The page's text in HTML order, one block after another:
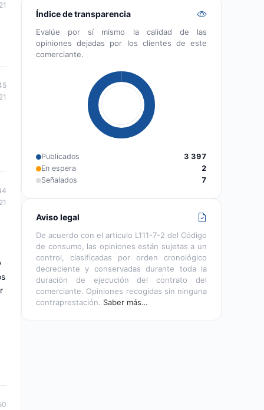
Índice de transparencia
Evalúe por sí mismo la calidad de las
opiniones dejadas por los clientes de este
comerciante.
Publicados
3 397
En espera
2
Señalados
7
Aviso legal
De acuerdo con el artículo L111-7-2 del Código
de consumo, las opiniones están sujetas a un
control, clasificadas por orden cronológico
decreciente y conservadas durante toda la
duración de ejecución del contrato del
comerciante. Opiniones recogidas sin ninguna
contraprestación. Saber más…